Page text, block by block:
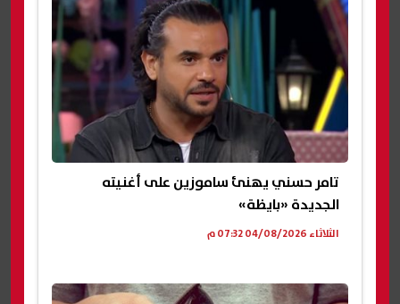
تامر حسني يهنئ ساموزين على أغنيته
الجديدة «بايظة»
الثلاثاء 04/08/2026 07:32 م